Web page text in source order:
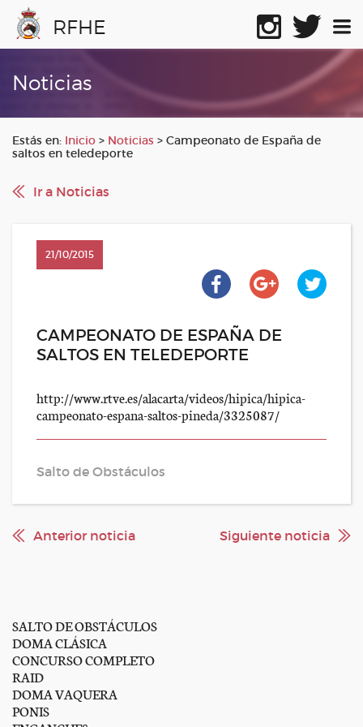
RFHE
Noticias
Estás en: Inicio > Noticias > Campeonato de España de
saltos en teledeporte
Ir a Noticias
21/10/2015
CAMPEONATO DE ESPAÑA DE
SALTOS EN TELEDEPORTE
http://www.rtve.es/alacarta/videos/hipica/hipica-
campeonato-espana-saltos-pineda/3325087/
Salto de Obstáculos
Anterior noticia Siguiente noticia
SALTO DE OBSTÁCULOS
DOMA CLÁSICA
CONCURSO COMPLETO
RAID
DOMA VAQUERA
PONIS